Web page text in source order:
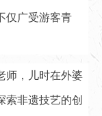
仅广受游客青
师，儿时在外婆
索非遗技艺的创